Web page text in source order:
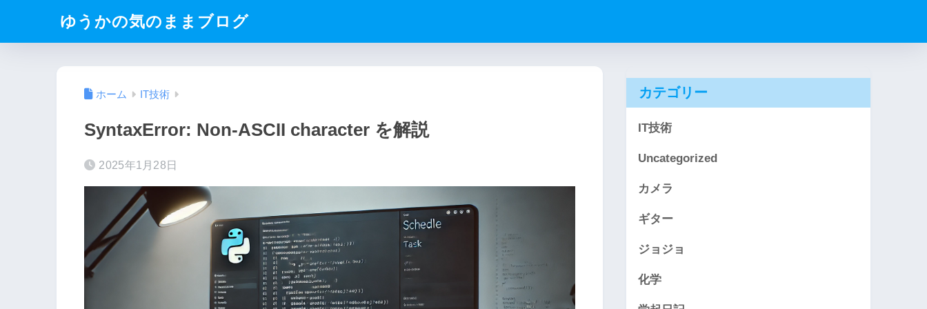
ゆうかの気のままブログ
ホーム IT技術
SyntaxError: Non-ASCII character を解説
2025年1月28日
カテゴリー
IT技術
Uncategorized
カメラ
ギター
ジョジョ
化学